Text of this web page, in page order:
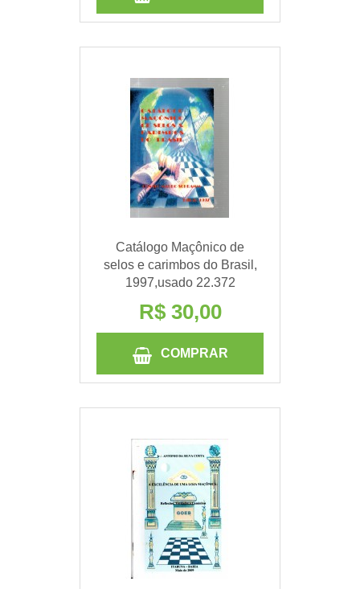
Catálogo Maçônico de
selos e carimbos do Brasil,
1997,usado 22.372
R$ 30,00
COMPRAR